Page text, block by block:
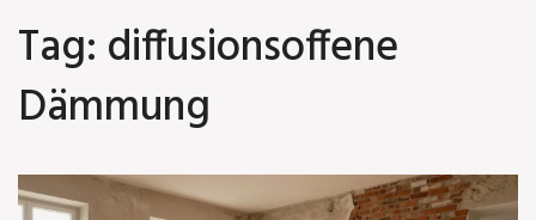
Tag: diffusionsoffene
Dämmung